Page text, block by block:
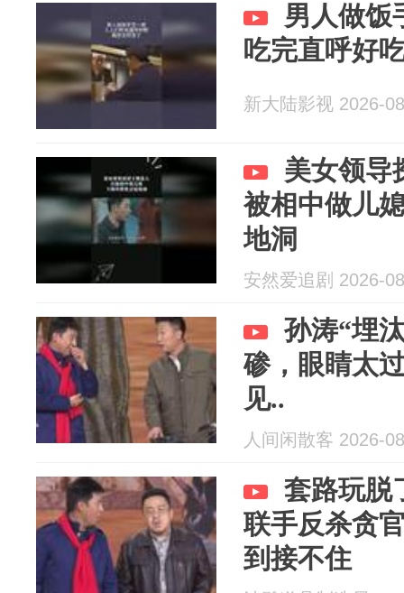
男人做饭
吃完直呼好
新大陆影视 2026-
美女领导
被相中做儿
地洞
安然爱追剧 2026-
孙涛“埋
碜，眼睛太
见..
人间闲散客 2026-
套路玩脱
联手反杀贪
到接不住